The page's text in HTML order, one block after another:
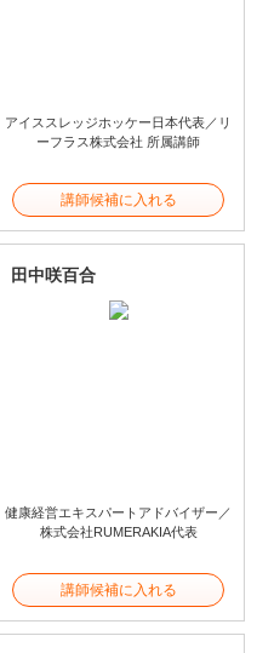
アイススレッジホッケー日本代表／リ
ーフラス株式会社 所属講師
講師候補に入れる
田中咲百合
健康経営エキスパートアドバイザー／
株式会社RUMERAKIA代表
講師候補に入れる